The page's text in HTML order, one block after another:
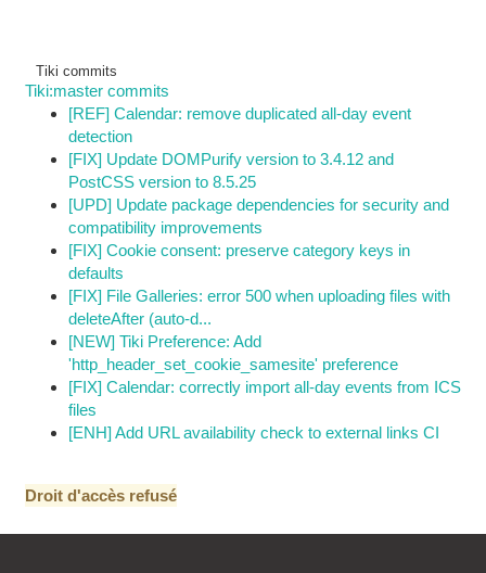
Tiki commits
Tiki:master commits
[REF] Calendar: remove duplicated all-day event
detection
[FIX] Update DOMPurify version to 3.4.12 and
PostCSS version to 8.5.25
[UPD] Update package dependencies for security and
compatibility improvements
[FIX] Cookie consent: preserve category keys in
defaults
[FIX] File Galleries: error 500 when uploading files with
deleteAfter (auto-d...
[NEW] Tiki Preference: Add
'http_header_set_cookie_samesite' preference
[FIX] Calendar: correctly import all-day events from ICS
files
[ENH] Add URL availability check to external links CI
Droit d'accès refusé